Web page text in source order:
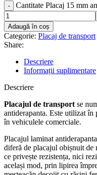
Cantitate Placaj 15 mm
Adaugă în coș
Categorie: Placaj de transport
Share:
Descriere
Informații suplimentare
Descriere
Placajul de transport se
antiderapanta. Este utilizat în
în vehiculele comerciale.
Placajul laminat
diferă de placajul obișnuit de
ce privește rezistența, nici
același mod, prin lipirea